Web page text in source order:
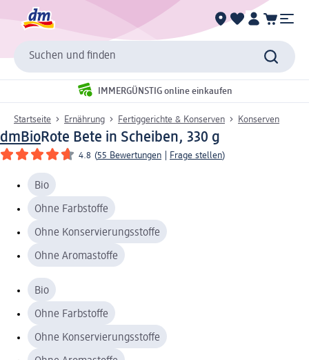
Suchen und finden
IMMERGÜNSTIG online einkaufen
Startseite Ernährung Fertiggerichte & Konserven Konserven
dmBioRote Bete in Scheiben, 330 g
4.8 (55 Bewertungen Frage stellen)
Bio
Ohne Farbstoffe
Ohne Konservierungsstoffe
Ohne Aromastoffe
Bio
Ohne Farbstoffe
Ohne Konservierungsstoffe